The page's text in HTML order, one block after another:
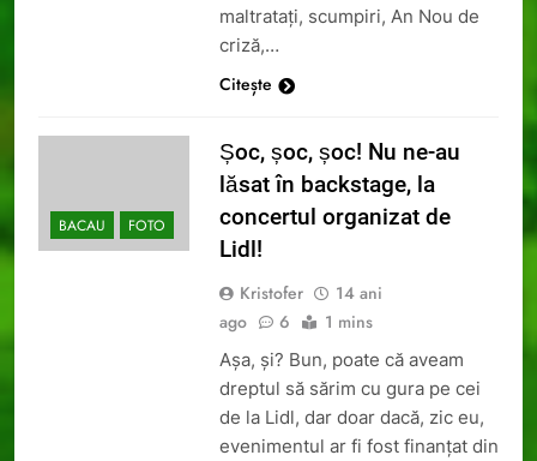
maltratați, scumpiri, An Nou de
criză,…
Citește
BACAU FOTO
Șoc, șoc, șoc! Nu ne-au
lăsat în backstage, la
concertul organizat de
Lidl!
Kristofer
14 ani
ago
6 1 mins
Așa, și? Bun, poate că aveam
dreptul să sărim cu gura pe cei
de la Lidl, dar doar dacă, zic eu,
evenimentul ar fi fost finanțat din